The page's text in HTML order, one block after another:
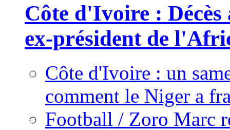
Côte d'Ivoire :
ex-président de
Côte d'Ivoire : un
comment le Niger a
Football / Zoro Marc